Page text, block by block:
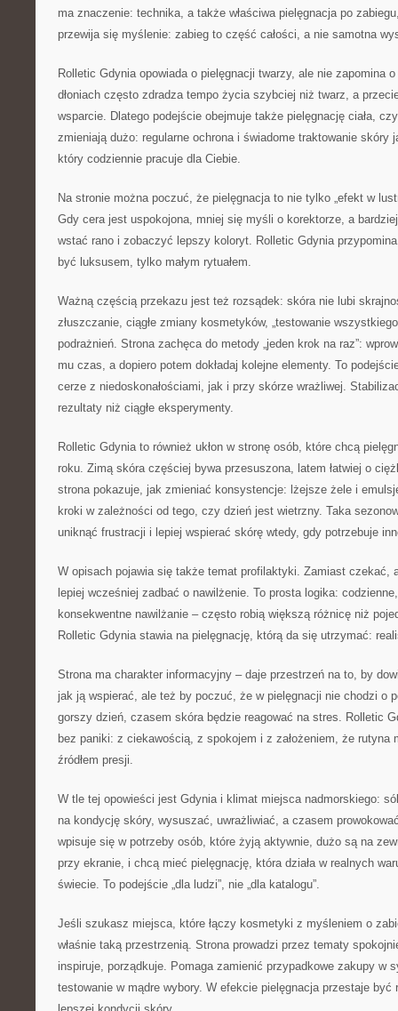
ma znaczenie: technika, a także właściwa pielęgnacja po
przewija się myślenie: zabieg to część całości, a nie samotna
Rolletic Gdynia opowiada o pielęgnacji twarzy, ale nie zapomina
dłoniach często zdradza tempo życia szybciej niż twarz, a
wsparcie. Dlatego podejście obejmuje także pielęgnację ciała,
zmieniają dużo: regularne ochrona i świadome traktowanie skóry
który codziennie pracuje dla Ciebie.
Na stronie można poczuć, że pielęgnacja to nie tylko „efekt w
Gdy cera jest uspokojona, mniej się myśli o korektorze, a
wstać rano i zobaczyć lepszy koloryt. Rolletic Gdynia
być luksusem, tylko małym rytuałem.
Ważną częścią przekazu jest też rozsądek: skóra nie lubi
złuszczanie, ciągłe zmiany kosmetyków, „testowanie
podrażnień. Strona zachęca do metody „jeden krok na raz”:
mu czas, a dopiero potem dokładaj kolejne elementy. To
cerze z niedoskonałościami, jak i przy skórze wrażliwej.
rezultaty niż ciągłe eksperymenty.
Rolletic Gdynia to również ukłon w stronę osób, które chcą
roku. Zimą skóra częściej bywa przesuszona, latem łatwiej o
strona pokazuje, jak zmieniać konsystencje: lżejsze żele i
kroki w zależności od tego, czy dzień jest wietrzny. Taka
uniknąć frustracji i lepiej wspierać skórę wtedy, gdy potrzebuje
W opisach pojawia się także temat profilaktyki. Zamiast czekać,
lepiej wcześniej zadbać o nawilżenie. To prosta logika: codzienne,
konsekwentne nawilżanie – często robią większą różnicę niż
Rolletic Gdynia stawia na pielęgnację, którą da się utrzymać:
Strona ma charakter informacyjny – daje przestrzeń na to, by
jak ją wspierać, ale też by poczuć, że w pielęgnacji nie chodzi o
gorszy dzień, czasem skóra będzie reagować na stres. Rolletic
bez paniki: z ciekawością, z spokojem i z założeniem, że rutyna
źródłem presji.
W tle tej opowieści jest Gdynia i klimat miejsca nadmorskiego:
na kondycję skóry, wysuszać, uwrażliwiać, a czasem
wpisuje się w potrzeby osób, które żyją aktywnie, dużo są na
przy ekranie, i chcą mieć pielęgnację, która działa w realnych
świecie. To podejście „dla ludzi”, nie „dla katalogu”.
Jeśli szukasz miejsca, które łączy kosmetyki z myśleniem o
właśnie taką przestrzenią. Strona prowadzi przez tematy
inspiruje, porządkuje. Pomaga zamienić przypadkowe zakupy w
testowanie w mądre wybory. W efekcie pielęgnacja przestaje być